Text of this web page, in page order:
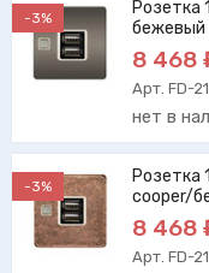
-3%
Розетка
бежевый
8 468
Арт. FD-
нет в
-3%
Розетка
cooper/
8 468
Арт. FD-